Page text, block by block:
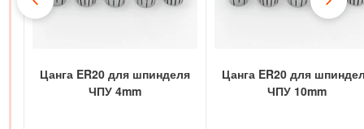
Цанга ER20 для шпинделя
ЧПУ 4mm
Цанга ER20 для
ЧПУ 10mm